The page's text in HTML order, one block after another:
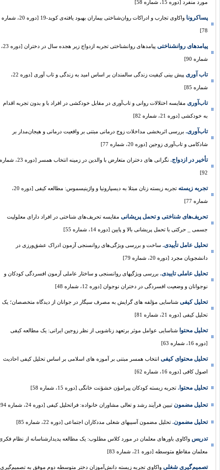
مورد منفرد [دوره 15، شماره 58]
پساکرونا واکاوی تجارب و ادراکات روان‌شناختی بیماران بهبود یافته‌ی کوید-19 [دوره 20، شماره
پیامدهای روانشناختی پیامدهای روانشناختی تجربه ازدواج زیر هجده سال در دختران [دوره 23،
شماره 90]
تاب آوری پیش بینی کیفیت زندگی سالمندان بر اساس امید به زندگی و تاب آوری [دوره 22،
شماره 85]
تاب‌آوری مقایسه اختلالات روانی و تاب‌آوری در مقابل خودکشی در افراد با و بدون تجربه اقدام
به خودکشی [دوره 21، شماره 82]
تاب‌آوری. بررسی اثربخشی مداخلات زوج درمانی مبتنی بر واقعیت درمانی و هیجان‌مدار بر
شادکامی و تاب‌آوری زوجین [دوره 20، شماره 77]
تأخیر در ازدواج. نگرانی های دختران متعارض با والدین در زمینه انتخاب همسر [دوره 23، شماره
تجربه زیسته تجربه زیسته زنان مبتلا به دیسپارونیا و واژینیسموس: مطالعه کیفی [دوره 20،
شماره 77]
تحریف‌های شناختی و تحمل پریشانی مقایسه تحریف‌های شناختی در افراد دارای معلولیت
جسمی _ حرکتی با تحمل پریشانی بالا و پایین [دوره 14، شماره 55]
تحلیل عامل تأییدی. ساخت و بررسی ویژگی‌‌های روانسنجی آزمون ادراک عشق‌‌ورزی در
دانشجویان مجرد [دوره 20، شماره 79]
تحلیل عاملی تاییدی. بررسی ویژگی‏های روانسنجی و ساختار عاملی آزمون افسردگی کودکان و
نوجوانان و وضعیت افسردگی در دختران نوجوان [دوره 12، شماره 48]
تحلیل کیفی شناسایی مؤلفه های گرایش به مصرف سیگار در جوانان از دیدگاه متخصصان؛ یک
تحلیل کیفی [دوره 21، شماره 81]
تحلیل محتوا شناسایی عوامل موثر برتعهد زناشویی از نظر زوجین ایرانی: یک مطالعه کیفی
[دوره 16، شماره 63]
تحلیل محتوای کیفی انتخاب همسر مبتنی بر آموزه های اسلامی بر اساس تحلیل کیفی احادیث
اصول کافی [دوره 16، شماره 62]
تحلیل محتوا. تجربه زیسته کودکان پیرامؤن خشؤنت خانگی [دوره 15، شماره 58]
تحلیل مضمون تبیین فرآیند رشد و تعالی مشاوران خانواده: فراتحلیل کیفی [دوره 24، شماره 94]
تحلیل مضمون. تحلیل مضمون آسیبهای شغلی مددکاران اجتماعی [دوره 22، شماره 85]
تدریس واکاوی باورهای معلمان در مورد کلاس مطلوب: یک مطالعه پدیدارشناسانه از نظام فکری
معلمان مقاطع متوسطه [دوره 21، شماره 83]
تصمیم‌گیری شغلی واکاوی تجربه زیسته دانش‌آموزان دختر متوسطه دوم موفق به تصمیم‌گیری